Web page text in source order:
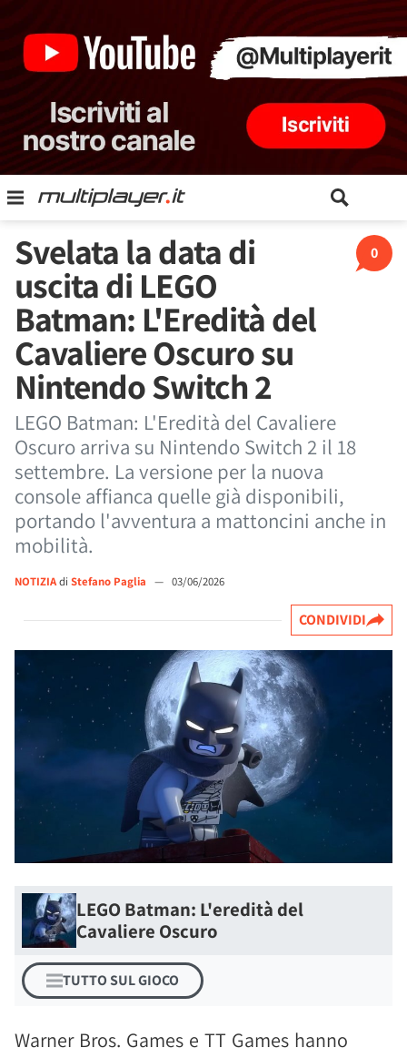
0
Svelata la data di
uscita di LEGO
Batman: L'Eredità del
Cavaliere Oscuro su
Nintendo Switch 2
LEGO Batman: L'Eredità del Cavaliere
Oscuro arriva su Nintendo Switch 2 il 18
settembre. La versione per la nuova
console affianca quelle già disponibili,
portando l'avventura a mattoncini anche in
mobilità.
NOTIZIAdi Stefano Paglia — 03/06/2026
CONDIVIDI
LEGO Batman: L'eredità del
Cavaliere Oscuro
TUTTO SUL GIOCO
Warner Bros. Games e TT Games hanno